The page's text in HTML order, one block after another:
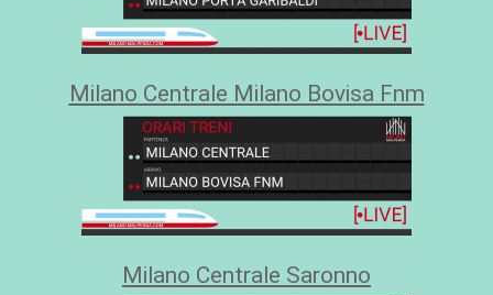
Milano Centrale Milano Bovisa Fnm
Milano Centrale Saronno